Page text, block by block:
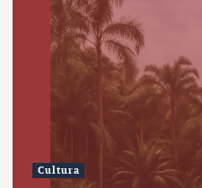
Cultura